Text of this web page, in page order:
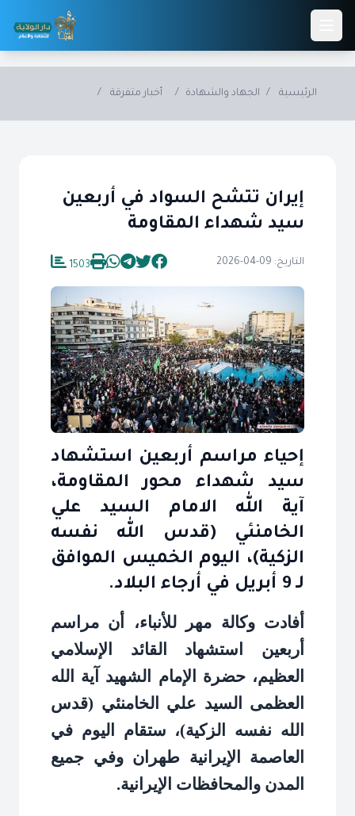
Skip to main content
الرئيسية / الجهاد والشهادة / أخبار متفرقة /
إيران تتشح السواد في أربعين
سيد شهداء المقاومة
التاريخ: 09-04-2026 1503
إحياء مراسم أربعين استشهاد
سيد شهداء محور المقاومة،
آية الله الامام السيد علي
الخامنئي (قدس الله نفسه
الزكية)، اليوم الخميس الموافق
لـ 9 أبريل في أرجاء البلاد.
أفادت وكالة مهر للأنباء، أن مراسم
أربعين استشهاد القائد الإسلامي
العظيم، حضرة الإمام الشهيد آية الله
العظمى السيد علي الخامنئي (قدس
الله نفسه الزكية)، ستقام اليوم في
العاصمة الإيرانية طهران وفي جميع
المدن والمحافظات الإيرانية.